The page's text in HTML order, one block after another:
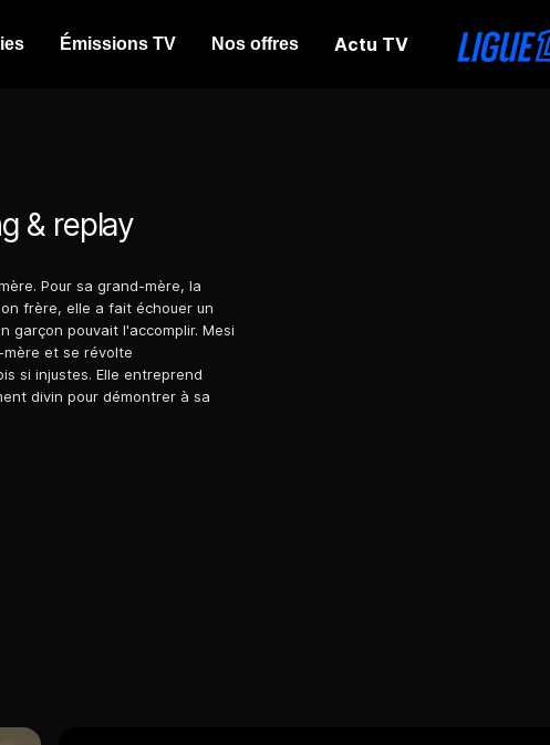
Émissions TV Nos offres Actu TV
& replay
Pour sa grand-mère, la
frère, elle a fait échouer un
garçon pouvait l'accomplir. Mesi
et se révolte
si injustes. Elle entreprend
divin pour démontrer à sa